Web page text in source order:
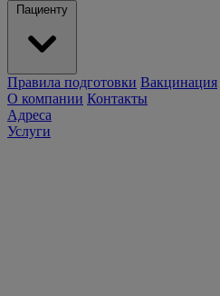
Пациенту
Правила подготовки Вакцинация
О компании Контакты
Адреса
Услуги